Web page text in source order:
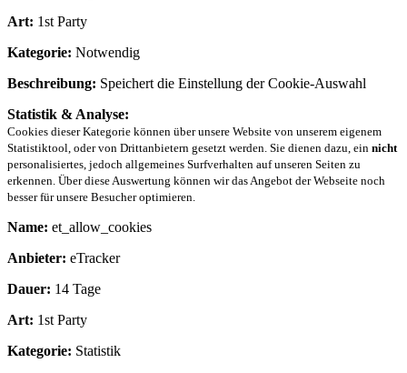
Art: 1st Party
Kategorie: Notwendig
Beschreibung: Speichert die Einstellung der Cookie-Auswahl
Statistik & Analyse:
Cookies dieser Kategorie können über unsere Website von unserem eigenem
Statistiktool, oder von Drittanbietern gesetzt werden. Sie dienen dazu, ein nicht
personalisiertes, jedoch allgemeines Surfverhalten auf unseren Seiten zu
erkennen. Über diese Auswertung können wir das Angebot der Webseite noch
besser für unsere Besucher optimieren.
Name: et_allow_cookies
Anbieter: eTracker
Dauer: 14 Tage
Art: 1st Party
Kategorie: Statistik